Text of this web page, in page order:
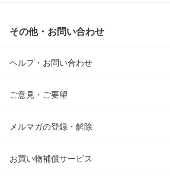
その他・お問い合わせ
ヘルプ・お問い合わせ
ご意見・ご要望
メルマガの登録・解除
お買い物補償サービス